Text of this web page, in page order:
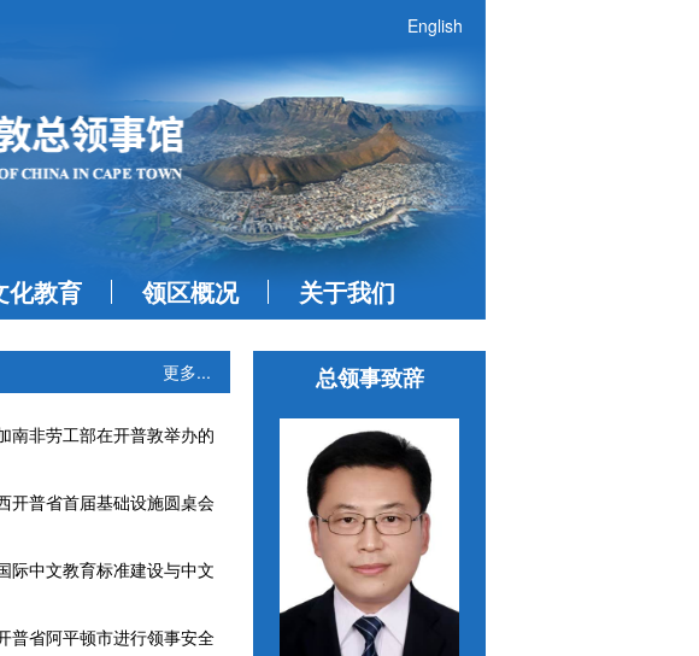
English
化教育 领区概况 关于我们
更多...
南非劳工部在开普敦举办的
开普省首届基础设施圆桌会
际中文教育标准建设与中文
普省阿平顿市进行领事安全
总领事致辞